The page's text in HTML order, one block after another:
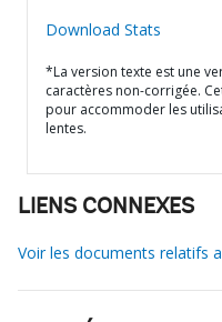
Download Stats
*La version texte est une
caractères non-corrigée.
pour accommoder les
lentes.
LIENS CONNEXES
Voir les documents relatifs